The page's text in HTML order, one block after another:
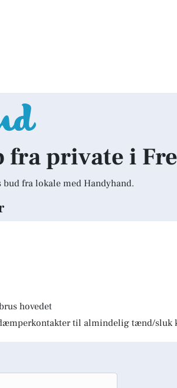
private i
fra lokale med Handyhand.
hovedet
til almindelig tænd/sluk